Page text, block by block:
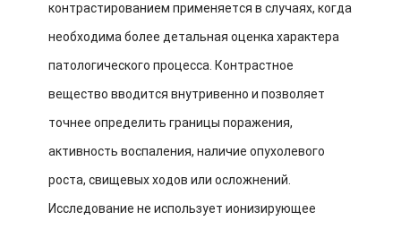
контрастированием применяется в случаях, когда
необходима более детальная оценка характера
патологического процесса. Контрастное
вещество вводится внутривенно и позволяет
точнее определить границы поражения,
активность воспаления, наличие опухолевого
роста, свищевых ходов или осложнений.
Исследование не использует ионизирующее